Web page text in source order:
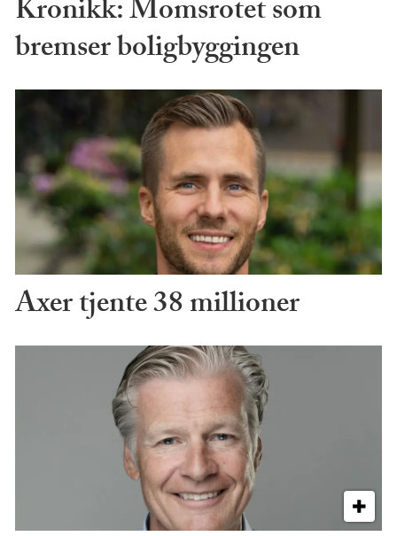
Kronikk: Momsrotet som
bremser boligbyggingen
Axer tjente 38 millioner